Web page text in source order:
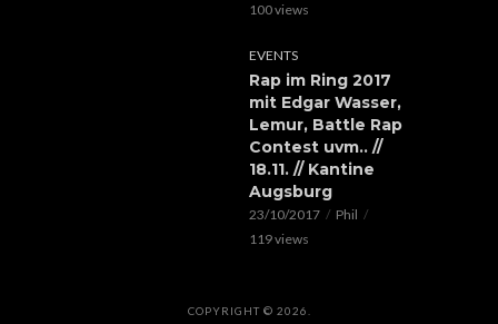
100 views
EVENTS
Rap im Ring 2017
mit Edgar Wasser,
Lemur, Battle Rap
Contest uvm.. //
18.11. // Kantine
Augsburg
23/10/2017
Phil
119 views
COPYRIGHT © 2026.